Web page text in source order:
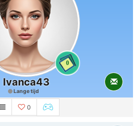
0
Ivanca43
Lange tijd
0